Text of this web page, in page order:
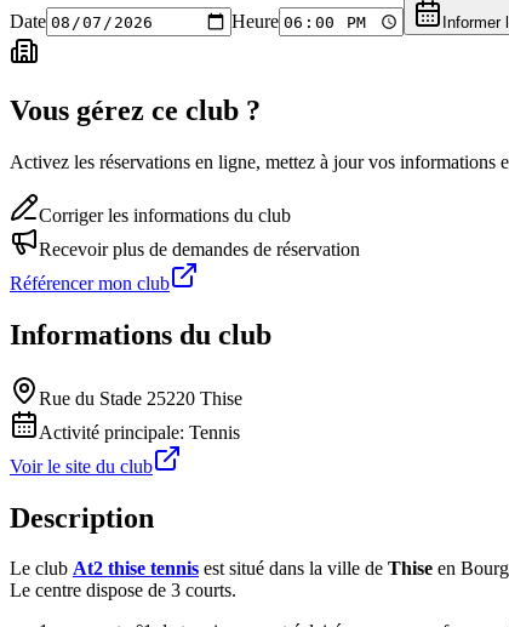
Date Heure Informer
Vous gérez ce club ?
Activez les réservations en ligne, mettez à jour vos informations
Corriger les informations du club
Recevoir plus de demandes de réservation
Référencer mon club
Informations du club
Rue du Stade 25220 Thise
Activité principale: Tennis
Voir le site du club
Description
Le club At2 thise tennis est situé dans la ville de Thise en
Le centre dispose de 3 courts.